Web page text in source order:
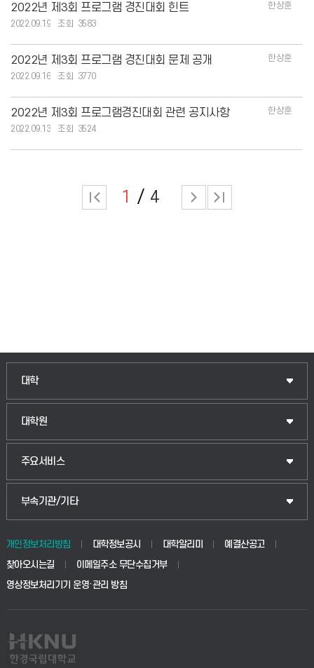
2022년 제3회 프로그램 경진대회 힌트
한상훈
2022.09.19
3583
2022년 제3회 프로그램 경진대회 문제 공개
한상훈
2022.09.16
3770
2022년 제3회 프로그램경진대회 관련 공지사항
한상훈
2022.09.13
3524
1 4
대학
인문융합공공인재학부
법경영학부
생명공학부
사회안전시스템공학부
대학원
일반대학원
산업대학원
공공정책대학원
교육대학원
주요서비스
입학안내
웹메일
학사시스템(전문학사 및 전공심화)
사이버캠퍼스(전문학사 및 전공심화)
부속기관/기타
중앙도서관
학생생활관(안성)
산학협력단
개인정보처리방침 대학정보공시 대학알리미
예결산공고
찾아오시는길
이메일주소 무단수집거부
영상정보처리기기 운영·관리 방침